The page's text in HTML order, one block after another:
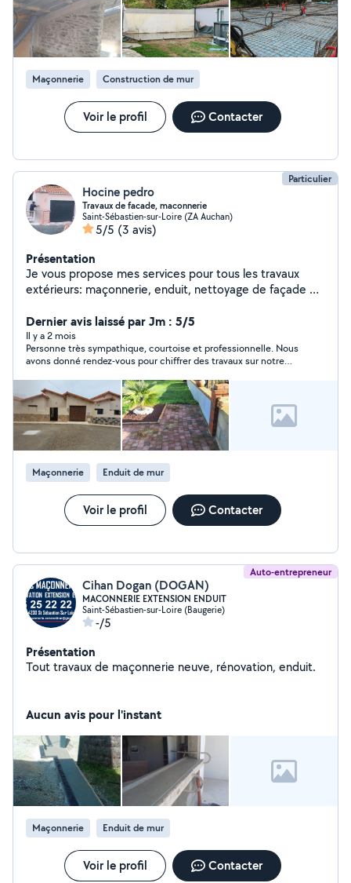
Maçonnerie Construction de mur
Voir le profil Contacter
Particulier
Hocine pedro
Travaux de facade, maconnerie
Saint-Sébastien-sur-Loire (ZA Auchan)
5/5 (3 avis)
Présentation
Je vous propose mes services pour tous les travaux
extérieurs: maçonnerie, enduit, nettoyage de façade et
Dernier avis laissé par Jm : 5/5
Il y a 2 mois
Personne très sympathique, courtoise et professionnelle. Nous
avons donné rendez-vous pour chiffrer des travaux sur notre
échantillonnage des enduits qu'il proposait de poser. Nous
avons validé un devis d'une autre entreprise mais le prix
proposé par Hocine était très proche. Je n'hésiterai pas à
consulter Hocine pour d'autres travaux de maçonnerie car j'ai
toute confiance en cet artisan. Je recommande fortement.
Maçonnerie Enduit de mur
Voir le profil Contacter
Auto-entrepreneur
Cihan Dogan (DOGAN)
MACONNERIE EXTENSION ENDUIT
Saint-Sébastien-sur-Loire (Baugerie)
-/5
Présentation
Tout travaux de maçonnerie neuve, rénovation, enduit.
Aucun avis pour l'instant
Maçonnerie Enduit de mur
Voir le profil Contacter